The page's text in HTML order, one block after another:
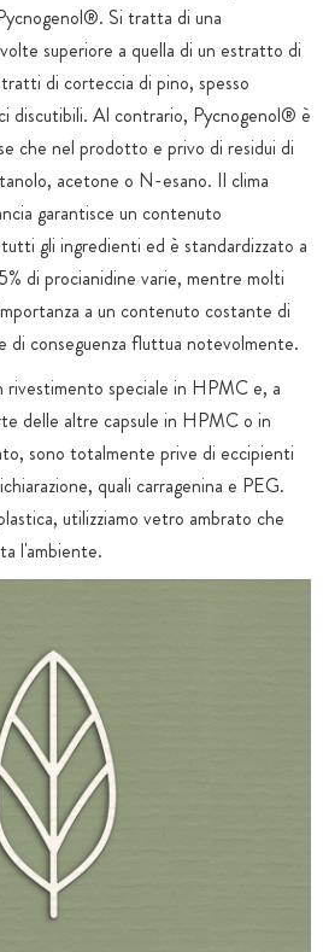
Si tratta di una
superiore a quella di un estratto di
di corteccia di pino, spesso
discutibili. Al contrario, Pycnogenol® è
che nel prodotto e privo di residui di
acetone o N-esano. Il clima
garantisce un contenuto
gli ingredienti ed è standardizzato a
di procianidine varie, mentre molti
a un contenuto costante di
di conseguenza fluttua notevolmente.
rivestimento speciale in HPMC e, a
delle altre capsule in HPMC o in
sono totalmente prive di eccipienti
quali carragenina e PEG.
utilizziamo vetro ambrato che
l'ambiente.